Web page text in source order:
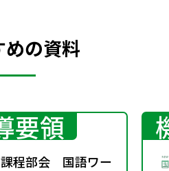
窓4･･･漢詩の
めの資料
要領
程部会 国語ワー